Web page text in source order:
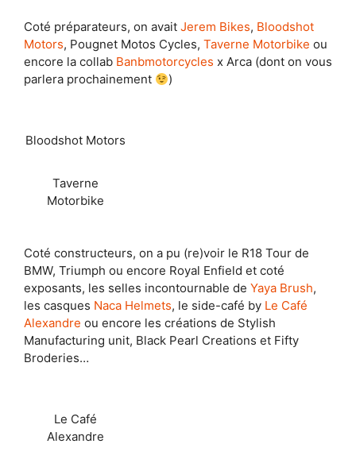
Coté préparateurs, on avait Jerem Bikes, Bloodshot
Motors, Pougnet Motos Cycles, Taverne Motorbike ou
encore la collab Banbmotorcycles x Arca (dont on vous
parlera prochainement
)
Bloodshot Motors
Taverne
Motorbike
Coté constructeurs, on a pu (re)voir le R18 Tour de
BMW, Triumph ou encore Royal Enfield et coté
exposants, les selles incontournable de Yaya Brush,
les casques Naca Helmets, le side-café by Le Café
Alexandre ou encore les créations de Stylish
Manufacturing unit, Black Pearl Creations et Fifty
Broderies…
Le Café
Alexandre